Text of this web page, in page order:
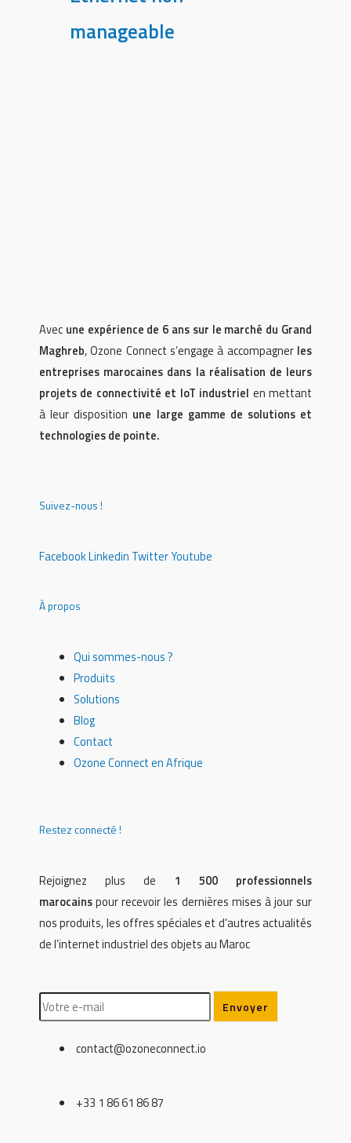
manageable
Avec une expérience de 6 ans sur le marché du Grand
Maghreb, Ozone Connect s’engage à accompagner les
entreprises marocaines dans la réalisation de leurs
projets de connectivité et IoT industriel en mettant
à leur disposition une large gamme de solutions et
technologies de pointe.
Suivez-nous !
FacebookLinkedin TwitterYoutube
À propos
Qui sommes-nous ?
Produits
Solutions
Blog
Contact
Ozone Connect en Afrique
Restez connecté !
Rejoignez plus de 1 500 professionnels
marocainspour recevoir les dernières mises à jour sur
nos produits, les offres spéciales et d’autres actualités
de l’internet industriel des objets au Maroc
contact@ozoneconnect.io
+33 1 86 61 86 87